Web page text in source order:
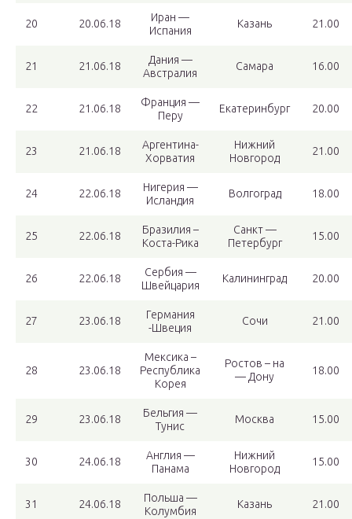
20 20.06.18
Иран —
Испания
Казань 21.00
21 21.06.18
Дания —
Австралия
Самара 16.00
22 21.06.18
Франция —
Перу
Екатеринбург 20.00
23 21.06.18
Аргентина-
Хорватия
Нижний
Новгород
21.00
24 22.06.18
Нигерия —
Исландия
Волгоград 18.00
25 22.06.18
Бразилия –
Коста-Рика
Санкт —
Петербург
15.00
26 22.06.18
Сербия —
Швейцария
Калининград 20.00
27 23.06.18
Германия
-Швеция
Сочи 21.00
28 23.06.18
Мексика –
Республика
Корея
Ростов – на
— Дону
18.00
29 23.06.18
Бельгия —
Тунис
Москва 15.00
30 24.06.18
Англия —
Панама
Нижний
Новгород
15.00
31 24.06.18
Польша —
Колумбия
Казань 21.00